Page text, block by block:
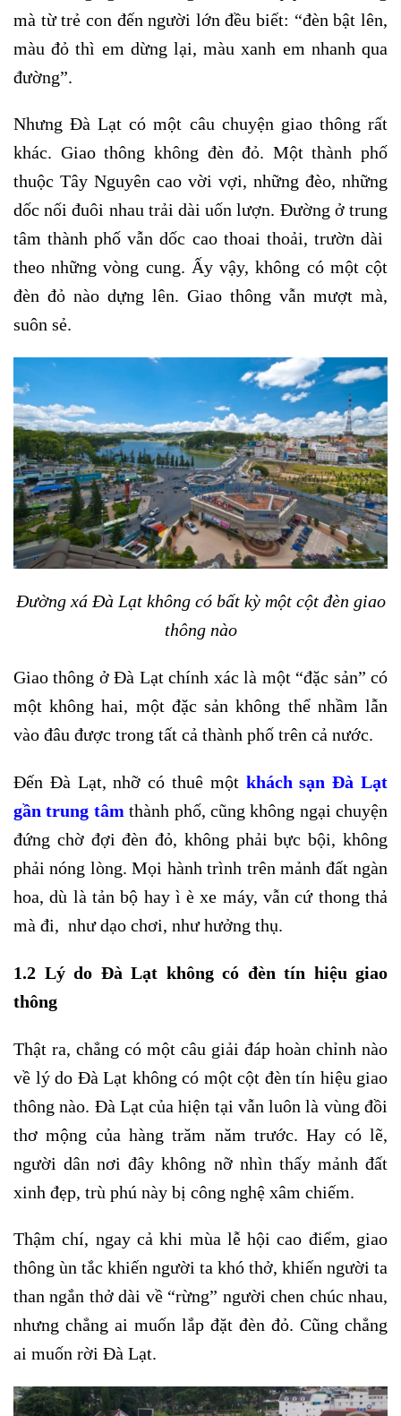
mà từ trẻ con đến người lớn đều biết: “đèn bật lên,
màu đỏ thì em dừng lại, màu xanh em nhanh qua
đường”.
Nhưng Đà Lạt có một câu chuyện giao thông rất
khác. Giao thông không đèn đỏ. Một thành phố
thuộc Tây Nguyên cao vời vợi, những đèo, những
dốc nối đuôi nhau trải dài uốn lượn. Đường ở trung
tâm thành phố vẫn dốc cao thoai thoải, trườn dài
theo những vòng cung. Ấy vậy, không có một cột
đèn đỏ nào dựng lên. Giao thông vẫn mượt mà,
suôn sẻ.
Đường xá Đà Lạt không có bất kỳ một cột đèn giao
thông nào
Giao thông ở Đà Lạt chính xác là một “đặc sản” có
một không hai, một đặc sản không thể nhầm lẫn
vào đâu được trong tất cả thành phố trên cả nước.
Đến Đà Lạt, nhỡ có thuê một khách sạn Đà Lạt
gần trung tâm thành phố, cũng không ngại chuyện
đứng chờ đợi đèn đỏ, không phải bực bội, không
phải nóng lòng. Mọi hành trình trên mảnh đất ngàn
hoa, dù là tản bộ hay ì è xe máy, vẫn cứ thong thả
mà đi, như dạo chơi, như hưởng thụ.
1.2 Lý do Đà Lạt không có đèn tín hiệu giao
thông
Thật ra, chẳng có một câu giải đáp hoàn chỉnh nào
về lý do Đà Lạt không có một cột đèn tín hiệu giao
thông nào. Đà Lạt của hiện tại vẫn luôn là vùng đồi
thơ mộng của hàng trăm năm trước. Hay có lẽ,
người dân nơi đây không nỡ nhìn thấy mảnh đất
xinh đẹp, trù phú này bị công nghệ xâm chiếm.
Thậm chí, ngay cả khi mùa lễ hội cao điểm, giao
thông ùn tắc khiến người ta khó thở, khiến người ta
than ngắn thở dài về “rừng” người chen chúc nhau,
nhưng chẳng ai muốn lắp đặt đèn đỏ. Cũng chẳng
ai muốn rời Đà Lạt.